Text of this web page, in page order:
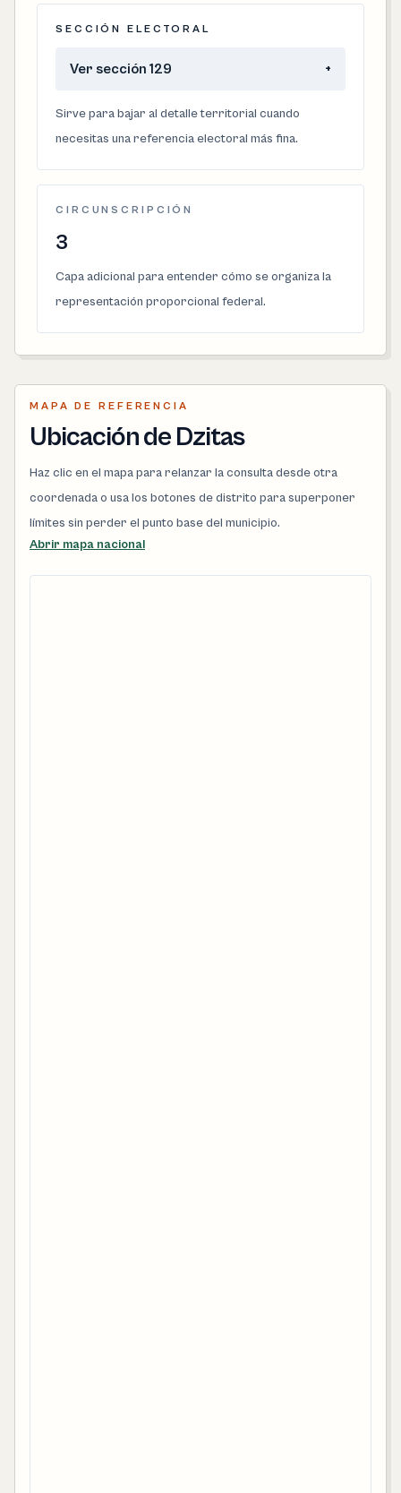
SECCIÓN ELECTORAL
Ver sección 129 +
Sirve para bajar al detalle territorial cuando
necesitas una referencia electoral más fina.
CIRCUNSCRIPCIÓN
3
Capa adicional para entender cómo se organiza la
representación proporcional federal.
MAPA DE REFERENCIA
Ubicación de Dzitas
Haz clic en el mapa para relanzar la consulta desde otra
coordenada o usa los botones de distrito para superponer
límites sin perder el punto base del municipio.
Abrir mapa nacional